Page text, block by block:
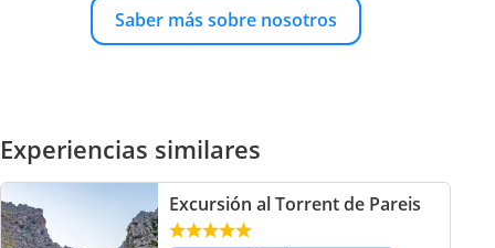
Saber más sobre nosotros
Experiencias similares
Excursión al Torrent de Pareis